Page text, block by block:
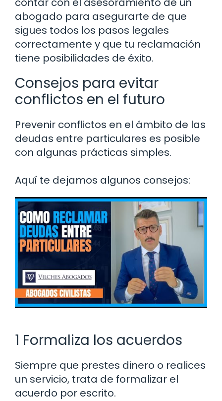
abogado para asegurarte de que
sigues todos los pasos legales
correctamente y que tu reclamación
tiene posibilidades de éxito.
Consejos para evitar
conflictos en el futuro
Prevenir conflictos en el ámbito de las
deudas entre particulares es posible
con algunas prácticas simples.
Aquí te dejamos algunos consejos:
1 Formaliza los acuerdos
Siempre que prestes dinero o realices
un servicio, trata de formalizar el
acuerdo por escrito.